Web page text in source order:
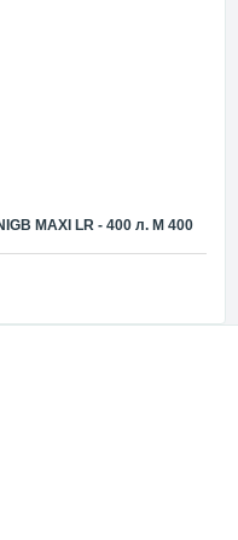
MAXI LR - 400 л. M 400